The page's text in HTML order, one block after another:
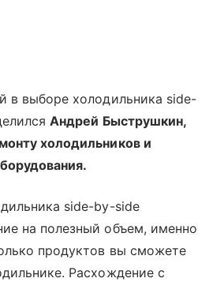
в выборе холодильника side-
Андрей Быструшкин,
холодильников и
side-by-side
на полезный объем, именно
продуктов вы сможете
Расхождение с